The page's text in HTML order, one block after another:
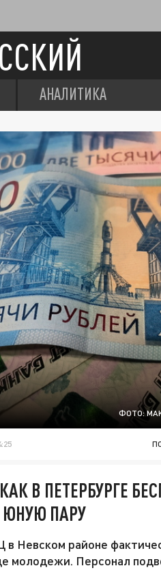
АНАЛИТИКА
ФОТО:
В ПЕТЕРБУРГЕ
ПАРУ
Невском районе
молодежи. Персонал